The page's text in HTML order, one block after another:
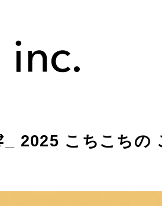
2025 こちこちの